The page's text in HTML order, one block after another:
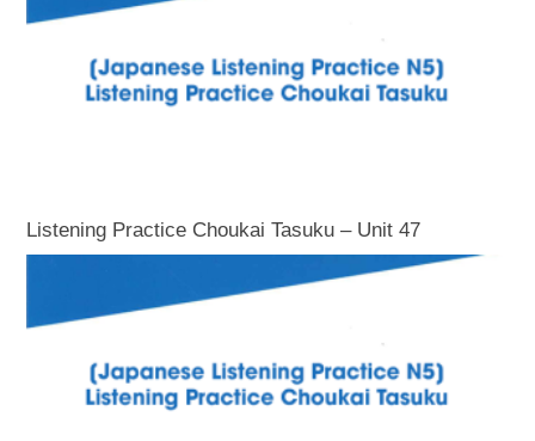
Listening Practice Choukai Tasuku – Unit 47